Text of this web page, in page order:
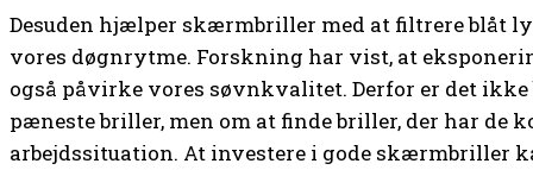
Desuden hjælper skærmbriller med at filtrere blåt
vores døgnrytme. Forskning har vist, at
også påvirke vores søvnkvalitet. Derfor er det
pæneste briller, men om at finde briller, der har
arbejdssituation. At investere i gode skærmbriller